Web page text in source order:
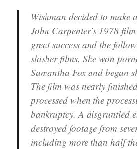
Wishman decided to
John Carpenter’s 1978 film
great success and the
slasher films. She won
Samantha Fox and began
The film was nearly
processed when the
bankruptcy. A disgruntled
destroyed footage from
including more than half